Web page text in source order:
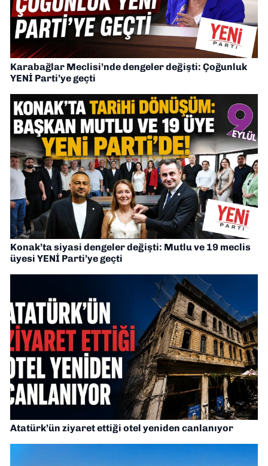
Karabağlar Meclisi’nde dengeler değişti: Çoğunluk
YENİ Parti’ye geçti
Konak’ta siyasi dengeler değişti: Mutlu ve 19 meclis
üyesi YENİ Parti’ye geçti
Atatürk’ün ziyaret ettiği otel yeniden canlanıyor